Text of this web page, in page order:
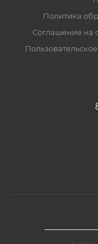
Политика
Соглашение на